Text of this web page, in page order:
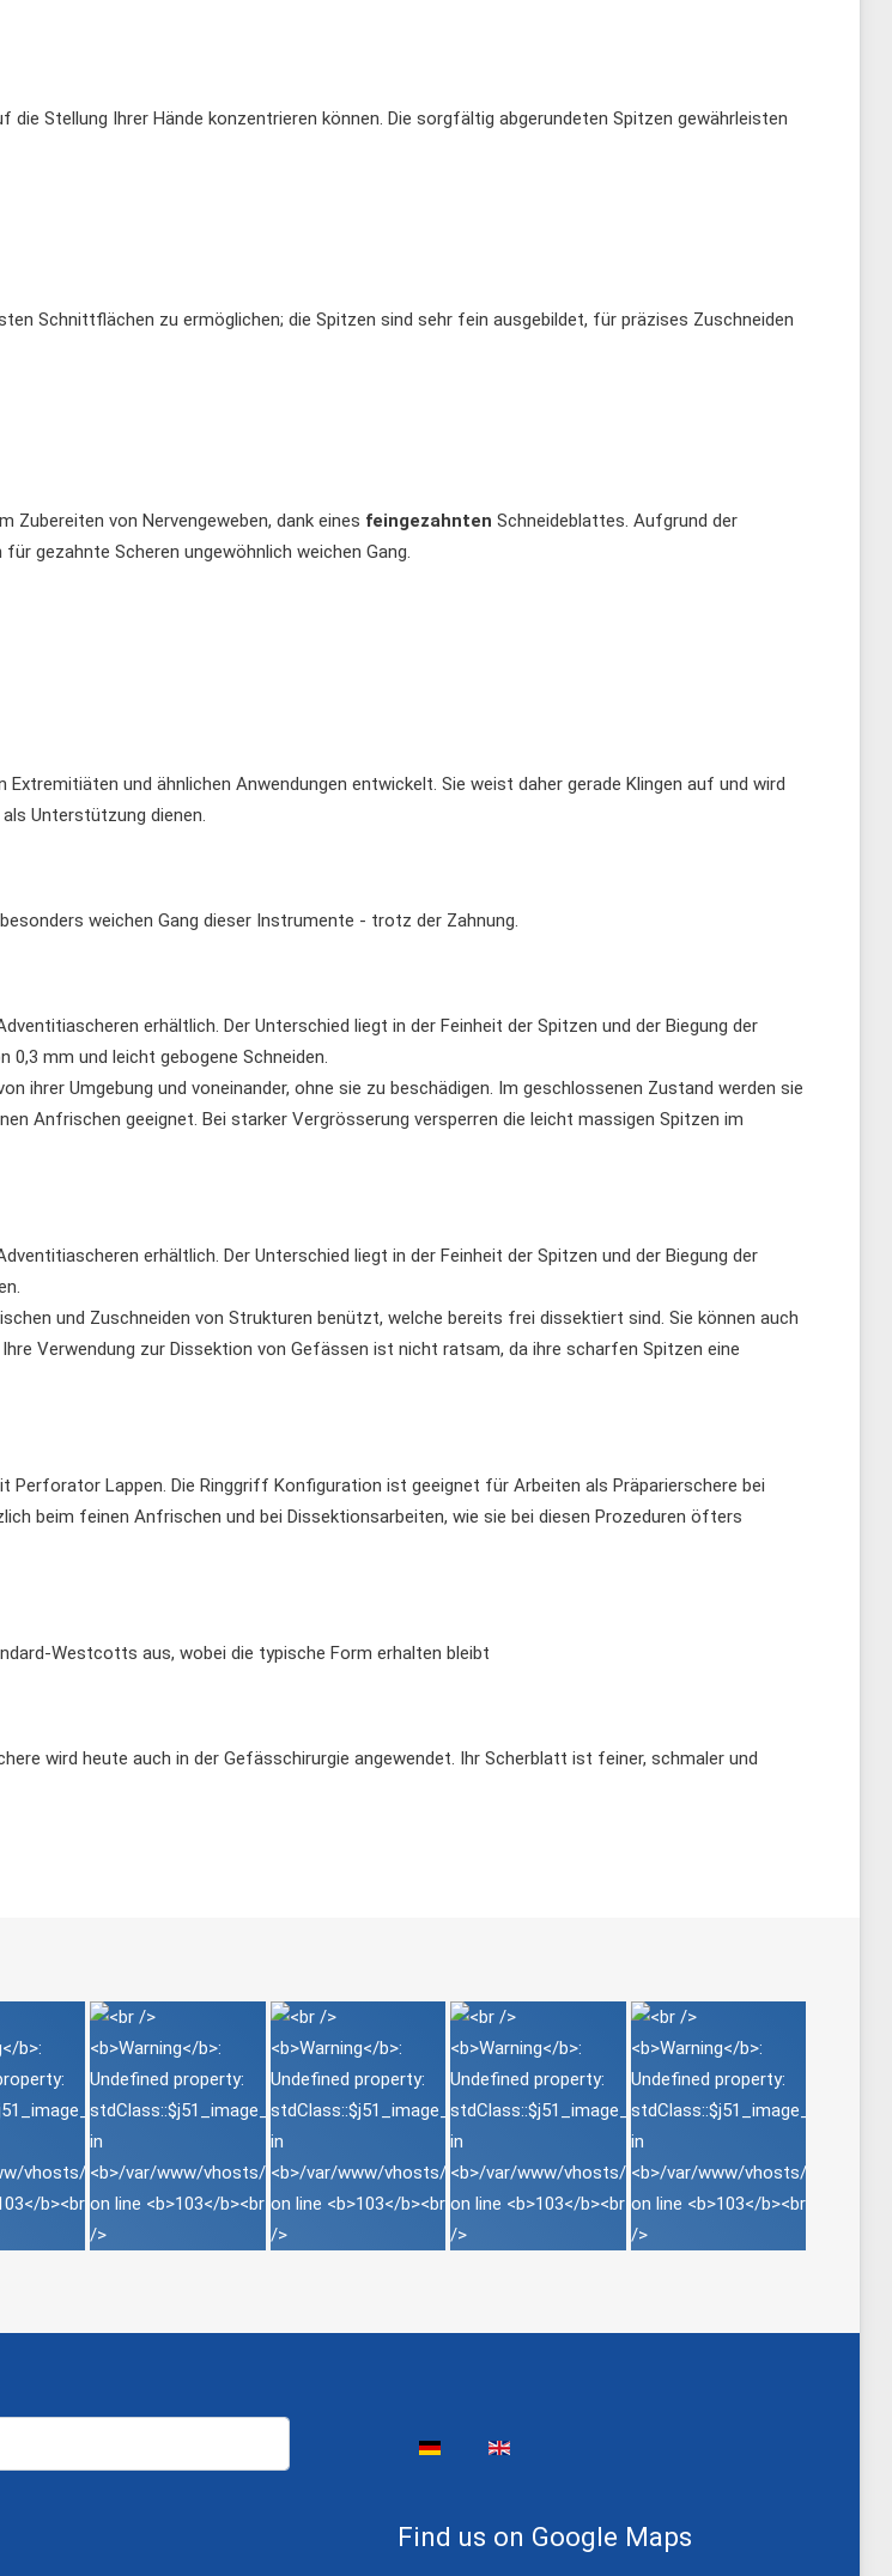
Stellung Ihrer Hände konzentrieren können. Die sorgfältig abgerundeten Spitzen gewährleisten
Schnittflächen zu ermöglichen; die Spitzen sind sehr fein ausgebildet, für präzises Zuschneiden
Zubereiten von Nervengeweben, dank eines feingezahnten Schneideblattes. Aufgrund der
gezahnte Scheren ungewöhnlich weichen Gang.
und ähnlichen Anwendungen entwickelt. Sie weist daher gerade Klingen auf und wird
Unterstützung dienen.
weichen Gang dieser Instrumente - trotz der Zahnung.
erhältlich. Der Unterschied liegt in der Feinheit der Spitzen und der Biegung der
0,3 mm und leicht gebogene Schneiden.
ihrer Umgebung und voneinander, ohne sie zu beschädigen. Im geschlossenen Zustand werden sie
Anfrischen geeignet. Bei starker Vergrösserung versperren die leicht massigen Spitzen im
erhältlich. Der Unterschied liegt in der Feinheit der Spitzen und der Biegung der
und Zuschneiden von Strukturen benützt, welche bereits frei dissektiert sind. Sie können auch
Verwendung zur Dissektion von Gefässen ist nicht ratsam, da ihre scharfen Spitzen eine
Lappen. Die Ringgriff Konfiguration ist geeignet für Arbeiten als Präparierschere bei
beim feinen Anfrischen und bei Dissektionsarbeiten, wie sie bei diesen Prozeduren öfters
Westcotts aus, wobei die typische Form erhalten bleibt
wird heute auch in der Gefässchirurgie angewendet. Ihr Scherblatt ist feiner, schmaler und
Find us on Google Maps